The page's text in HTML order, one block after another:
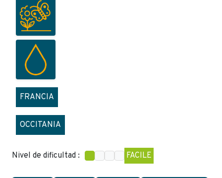
FRANCIA
OCCITANIA
Nivel de dificultad : FACILE